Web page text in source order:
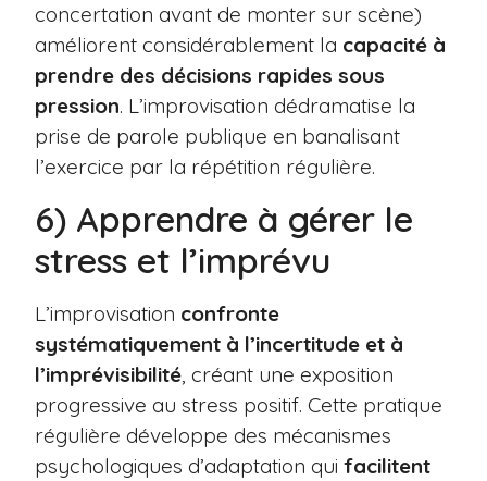
concertation avant de monter sur scène)
améliorent considérablement la capacité à
prendre des décisions rapides sous
pression. L’improvisation dédramatise la
prise de parole publique en banalisant
l’exercice par la répétition régulière.
6) Apprendre à gérer le
stress et l’imprévu
L’improvisation confronte
systématiquement à l’incertitude et à
l’imprévisibilité , créant une exposition
progressive au stress positif. Cette pratique
régulière développe des mécanismes
psychologiques d’adaptation quifacilitent